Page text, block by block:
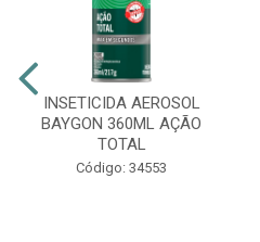
INSETICIDA AEROSOL
BAYGON 360ML AÇÃO
TOTAL
Código: 34553